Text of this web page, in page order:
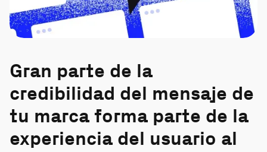
Gran parte de la
credibilidad del mensaje de
tu marca forma parte de la
experiencia del usuario al